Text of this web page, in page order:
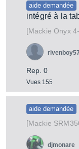
aide demandée
intégré à la
[Mackie Onyx
Rep. 0
Vues 155
rivenboy57
aide demandée
[Mackie
djmonare